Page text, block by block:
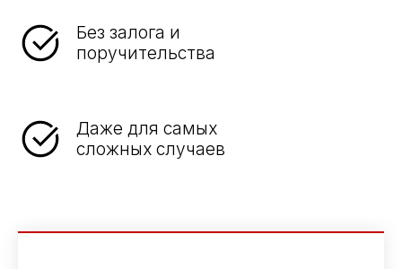
Без залога и
поручительства
Даже для самых
сложных случаев